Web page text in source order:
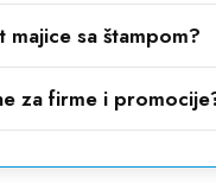
majice sa štampom?
za firme i